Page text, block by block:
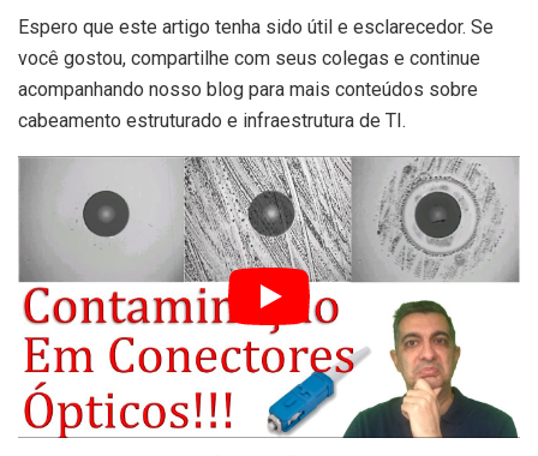
Espero que este artigo tenha sido útil e esclarecedor. Se
você gostou, compartilhe com seus colegas e continue
acompanhando nosso blog para mais conteúdos sobre
cabeamento estruturado e infraestrutura de TI.
cabeamento estruturado caneta de limpeza óptica
conectores SC contaminação de conectores
desempenho de redes falhas em links de fibra
Fiber Inspector fibra óptica Fluke Networks
inspeção de conectores limpeza de conectores ópticos
redes de fibra óptica tutorial de limpeza Versiv 2